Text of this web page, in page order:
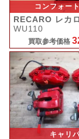
コンフォー
RECARO レカロ
WU110
買取参考価格
キャリ